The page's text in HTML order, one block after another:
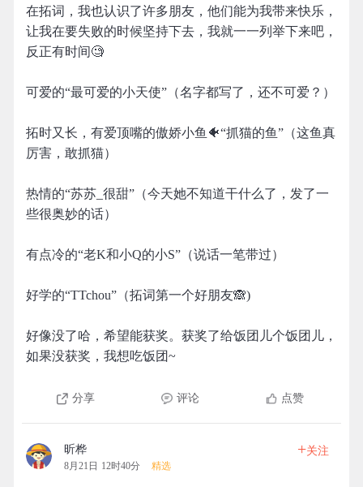
在拓词，我也认识了许多朋友，他们能为我带来快乐，
让我在要失败的时候坚持下去，我就一一列举下来吧，
反正有时间🧐
可爱的“最可爱的小天使”（名字都写了，还不可爱？）
拓时又长，有爱顶嘴的傲娇小鱼🐠“抓猫的鱼”（这鱼真
厉害，敢抓猫）
热情的“苏苏_很甜”（今天她不知道干什么了，发了一
些很奥妙的话）
有点冷的“老K和小Q的小S”（说话一笔带过）
好学的“TTchou”（拓词第一个好朋友🙈)
好像没了哈，希望能获奖。获奖了给饭团儿个饭团儿，
如果没获奖，我想吃饭团~
分享 评论 点赞
昕桦
8月21日 12时40分 精选
+关注